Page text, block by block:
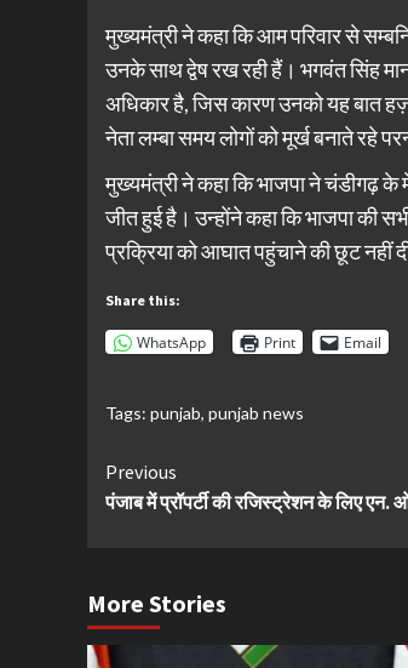
मुख्यमंत्री ने कहा कि आम परिवार से
उनके साथ द्वेष रख रही हैं। भगवंत सिंह
अधिकार है, जिस कारण उनको यह बात
नेता लम्बा समय लोगों को मूर्ख बनाते रहे
मुख्यमंत्री ने कहा कि भाजपा ने चंडीगढ़ के
जीत हुई है। उन्होंने कहा कि भाजपा की
प्रक्रिया को आघात पहुंचाने की छूट नहीं
Share this:
WhatsApp Print Email
Tags: punjab, punjab news
Continue
Reading
Previous
पंजाब में प्रॉपर्टी की रजिस्ट्रेशन के लिए एन.
More Stories